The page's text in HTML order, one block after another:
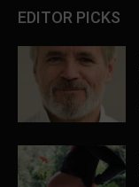
EDITOR PICKS